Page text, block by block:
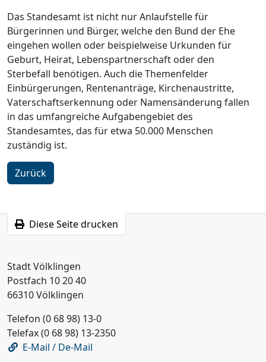
Das Standesamt ist nicht nur Anlaufstelle für
Bürgerinnen und Bürger, welche den Bund der Ehe
eingehen wollen oder beispielweise Urkunden für
Geburt, Heirat, Lebenspartnerschaft oder den
Sterbefall benötigen. Auch die Themenfelder
Einbürgerungen, Rentenanträge, Kirchenaustritte,
Vaterschaftserkennung oder Namensänderung fallen
in das umfangreiche Aufgabengebiet des
Standesamtes, das für etwa 50.000 Menschen
zuständig ist.
Zurück
Diese Seite drucken
Stadt Völklingen
Postfach 10 20 40
66310 Völklingen
Telefon (0 68 98) 13-0
Telefax (0 68 98) 13-2350
E-Mail / De-Mail